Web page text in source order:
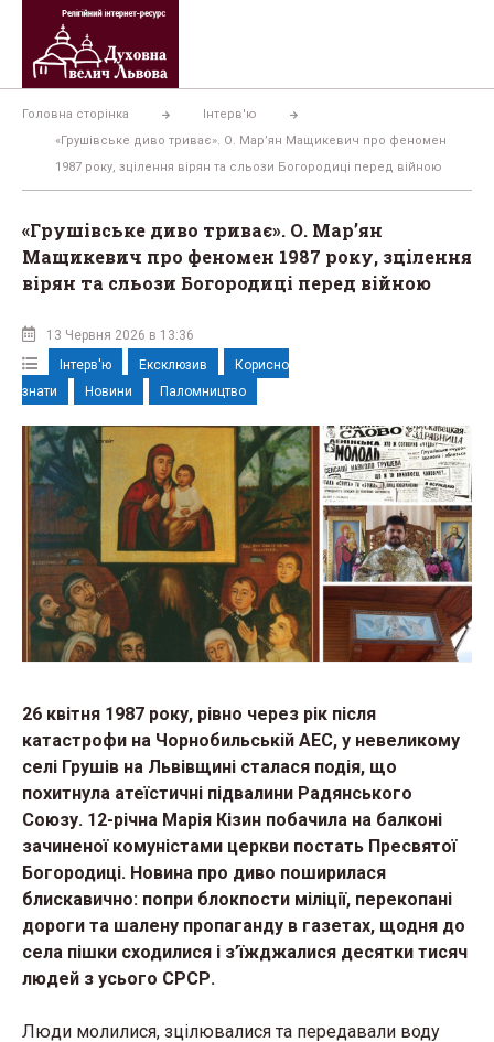
Перейти
вмісту
Головна сторінка
Інтерв'ю
«Грушівське диво триває». О. Мар’ян Мащикевич про феномен
1987 року, зцілення вірян та сльози Богородиці перед війною
«Грушівське диво триває». О. Мар’ян
Мащикевич про феномен 1987 року, зцілення
вірян та сльози Богородиці перед війною
13 Червня 2026 в 13:36
Інтерв'ю
Ексклюзив
Корисно
знати
Новини Паломництво
26 квітня 1987 року, рівно через рік після
катастрофи на Чорнобильській АЕС, у невеликому
селі Грушів на Львівщині сталася подія, що
похитнула атеїстичні підвалини Радянського
Союзу. 12-річна Марія Кізин побачила на балконі
зачиненої комуністами церкви постать Пресвятої
Богородиці. Новина про диво поширилася
блискавично: попри блокпости міліції, перекопані
дороги та шалену пропаганду в газетах, щодня до
села пішки сходилися і з’їжджалися десятки тисяч
людей з усього СРСР.
Люди молилися, зцілювалися та передавали воду